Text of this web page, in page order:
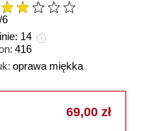
/6
14
416
oprawa miękka
69,00 zł